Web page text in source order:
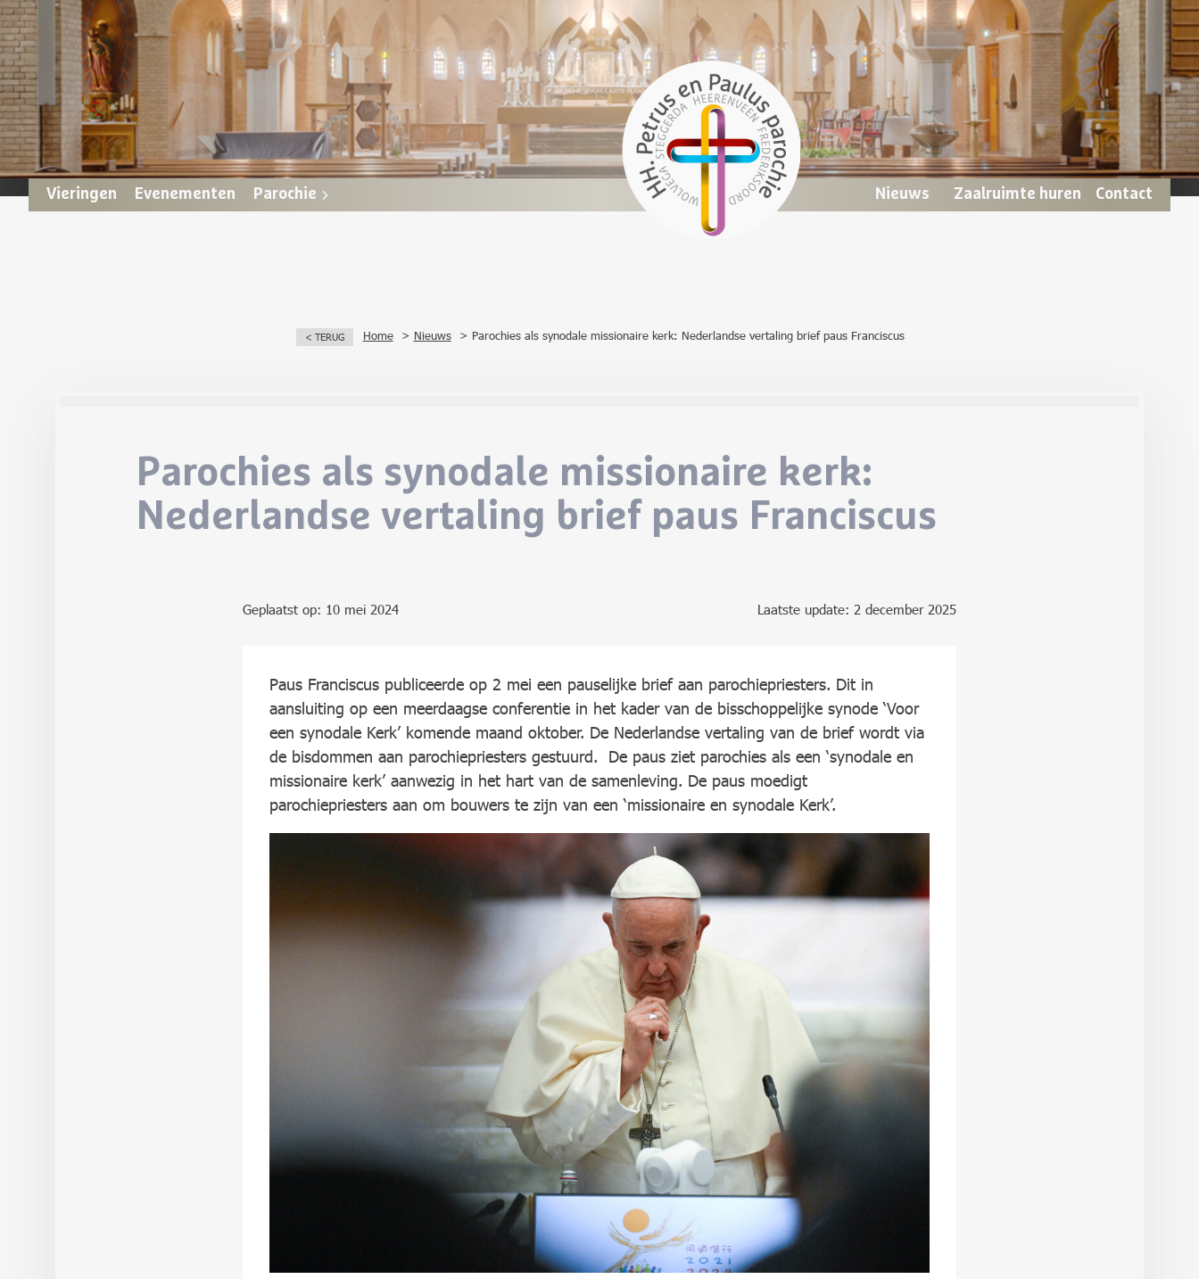
Vieringen Evenementen Parochie Nieuws Zaalruimte huren Contact
< TERUG Home Nieuws Parochies als synodale missionaire kerk: Nederlandse vertaling brief paus Franciscus
Parochies als synodale missionaire kerk:
Nederlandse vertaling brief paus Franciscus
Geplaatst op: 10 mei 2024 Laatste update: 2 december 2025
Paus Franciscus publiceerde op 2 mei een pauselijke brief aan parochiepriesters. Dit in
aansluiting op een meerdaagse conferentie in het kader van de bisschoppelijke synode ‘Voor
een synodale Kerk’ komende maand oktober. De Nederlandse vertaling van de brief wordt via
de bisdommen aan parochiepriesters gestuurd. De paus ziet parochies als een ‘synodale en
missionaire kerk’ aanwezig in het hart van de samenleving. De paus moedigt
parochiepriesters aan om bouwers te zijn van een ‘missionaire en synodale Kerk’.